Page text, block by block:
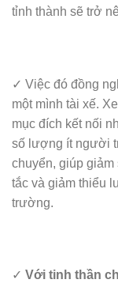
tỉnh thành sẽ trở
✓ Việc đó đồng
một mình tài xế.
mục đích kết nối
số lượng ít người
chuyển, giúp
tắc và giảm thiểu
trường.
✓ Với tinh thần